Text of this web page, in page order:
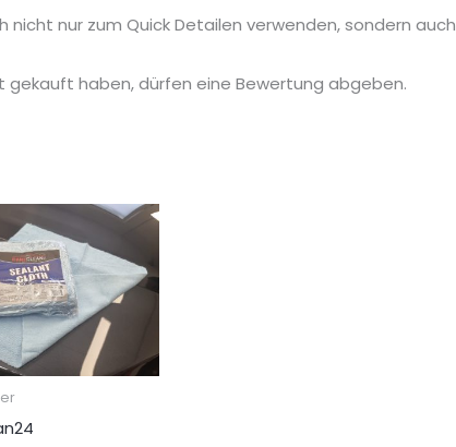
nur zum Quick Detailen verwenden, sondern auch
gekauft haben, dürfen eine Bewertung abgeben.